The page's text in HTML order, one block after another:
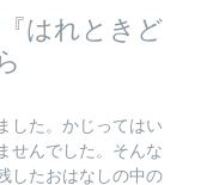
はれときど
した。かじってはい
せんでした。そんな
したおはなしの中の